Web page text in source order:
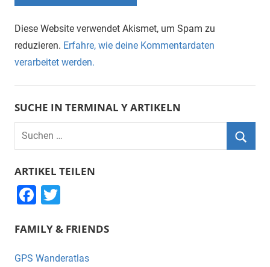
Diese Website verwendet Akismet, um Spam zu
reduzieren. Erfahre, wie deine Kommentardaten
verarbeitet werden.
SUCHE IN TERMINAL Y ARTIKELN
Suchen
ARTIKEL TEILEN
F
c
e
tt
er
FAMILY & FRIENDS
GPS Wanderatlas